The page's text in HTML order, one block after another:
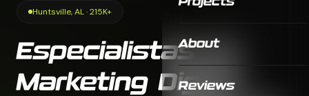
About
Reviews
Huntsville, AL · 215K+
Especialistas en
Marketing Digital